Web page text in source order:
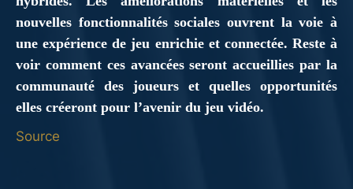
nouvelles fonctionnalités sociales ouvrent la voie à
une expérience de jeu enrichie et connectée. Reste à
voir comment ces avancées seront accueillies par la
communauté des joueurs et quelles opportunités
elles créeront pour l’avenir du jeu vidéo.
Source